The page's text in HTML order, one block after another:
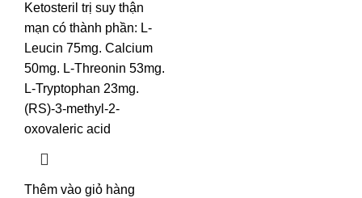
Ketosteril trị suy thận
mạn có thành phần: L-
Leucin 75mg. Calcium
50mg. L-Threonin 53mg.
L-Tryptophan 23mg.
(RS)-3-methyl-2-
oxovaleric acid
Thêm vào giỏ hàng